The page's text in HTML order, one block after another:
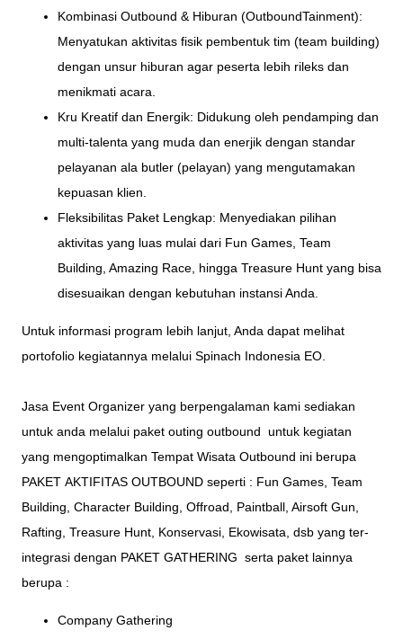
Kombinasi Outbound & Hiburan (OutboundTainment):
Menyatukan aktivitas fisik pembentuk tim (team building)
dengan unsur hiburan agar peserta lebih rileks dan
menikmati acara.
Kru Kreatif dan Energik: Didukung oleh pendamping dan
multi-talenta yang muda dan enerjik dengan standar
pelayanan ala butler (pelayan) yang mengutamakan
kepuasan klien.
Fleksibilitas Paket Lengkap: Menyediakan pilihan
aktivitas yang luas mulai dari Fun Games, Team
Building, Amazing Race, hingga Treasure Hunt yang bisa
disesuaikan dengan kebutuhan instansi Anda.
Untuk informasi program lebih lanjut, Anda dapat melihat
portofolio kegiatannya melalui Spinach Indonesia EO.
Jasa Event Organizer yang berpengalaman kami sediakan
untuk anda melalui paket outing outbound untuk kegiatan
yang mengoptimalkan Tempat Wisata Outbound ini berupa
PAKET AKTIFITAS OUTBOUND seperti : Fun Games, Team
Building, Character Building, Offroad, Paintball, Airsoft Gun,
Rafting, Treasure Hunt, Konservasi, Ekowisata, dsb yang ter-
integrasi dengan PAKET GATHERING serta paket lainnya
berupa :
Company Gathering